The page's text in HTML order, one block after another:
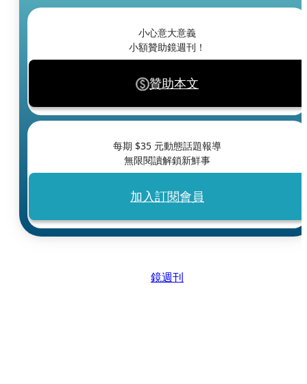
小心意大意義
小額贊助鏡週刊！
贊助本文
每期 $35 元動態話題報導
無限閱讀解鎖新鮮事
加入訂閱會員
鏡週刊